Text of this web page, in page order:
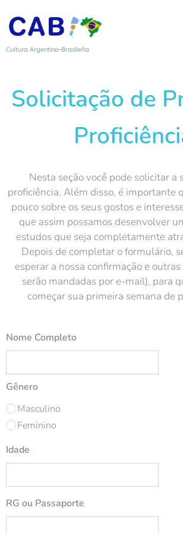
Cultura Argentino-Brasileña
Solicitação de
Nesta seção você pode solicitar a
proficiência. Além disso, é importante
pouco sobre os seus gostos e
que assim possamos desenvolver
estudos que seja completamente
Depois de completar o formulário,
esperar a nossa confirmação e
serão mandadas por e-mail), para
começar sua primeira semana de
Nome Completo
Gênero
Masculino
Feminino
Idade
RG ou Passaporte